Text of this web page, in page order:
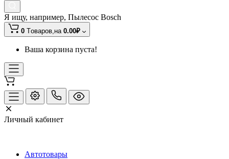
Я ищу, например, Пылесос Bosch
0 Tоваров,на 0.00₽
Ваша корзина пуста!
Личный кабинет
Автотовары